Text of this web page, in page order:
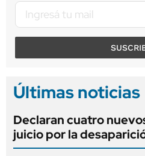
Últimas noticias
Declaran cuatro
juicio por la